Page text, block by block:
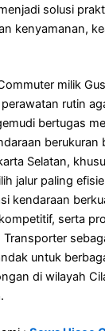
solusi
kenyamanan,
milik
rutin
bertugas
berukuran
Selatan,
jalur paling
kendaraan
serta
untuk
di wilayah